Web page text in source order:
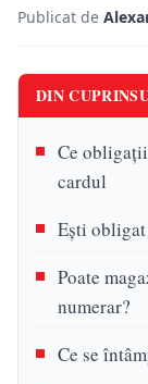
Publicat de
DIN
Ce
cardul
Ești obligat
Poate
numerar?
Ce se